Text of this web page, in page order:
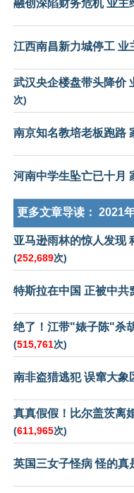
融创深陷财务危机 业主
江西南昌新力城停工 业
武汉央企楼盘带头降价
次)
南京知名教培老板跑路
河南中学生坠亡已十月
更多文章导读： 2021
亚马逊雨林的惊人发现
(252,689次)
特斯拉在中国 正被中共
绝了！江带"婊子陈"杀
(515,761次)
南非盗猎逃犯 误窜大象
真真假假！比尔盖茨离
(611,965次)
英国三女子怪病 怪的真